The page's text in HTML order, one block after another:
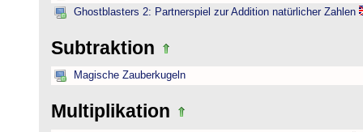
Ghostblasters 2: Partnerspiel zur Addition natürlicher Zahlen
Subtraktion
Magische Zauberkugeln
Multiplikation